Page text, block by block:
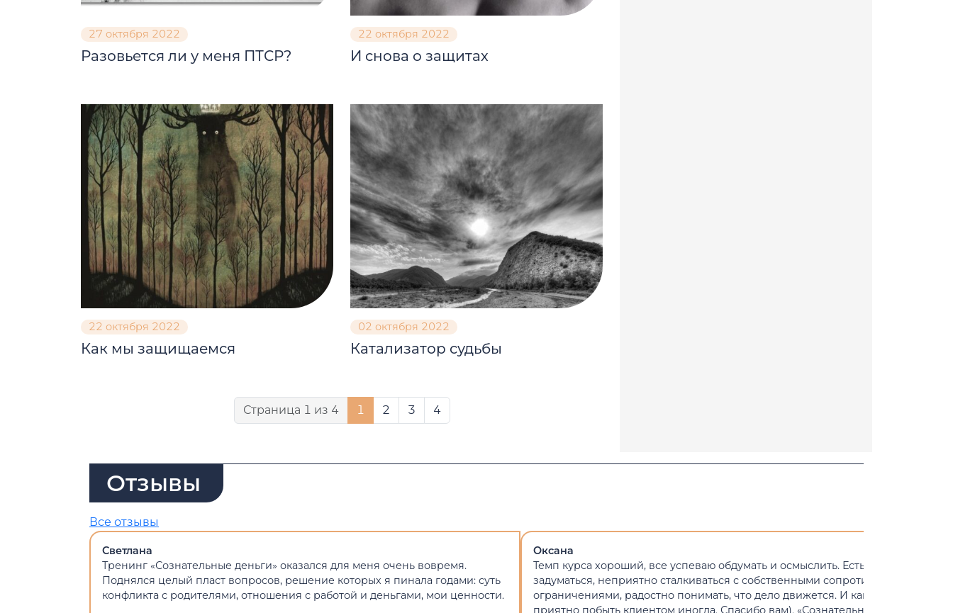
27 октября 2022
Разовьется ли у меня ПТСР?
22 октября 2022
И снова о защитах
22 октября 2022
Как мы защищаемся
02 октября 2022
Катализатор судьбы
Страница 1 из 4 1 2 3 4
Отзывы
Все отзывы
Светлана
Тренинг «Сознательные деньги» оказался для меня очень вовремя.
Поднялся целый пласт вопросов, решение которых я пинала годами: суть
конфликта с родителями, отношения с работой и деньгами, мои ценности.
Оксана
Темп курса хороший, все успеваю обдумать и осмыслить. Есть над чем
задуматься, неприятно сталкиваться с собственными сопротивлениями и
ограничениями, радостно понимать, что дело движется. И как же это
приятно побыть клиентом иногда. Спасибо вам). «Сознательные деньги»